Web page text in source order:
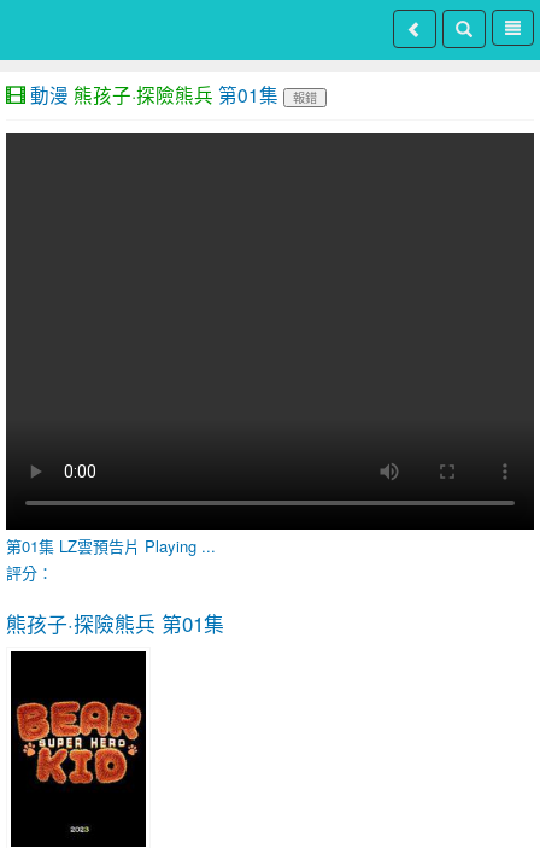
動漫 熊孩子·探險熊兵 第01集 報錯
第01集 LZ雲預告片 Playing ...
評分：
熊孩子·探險熊兵 第01集